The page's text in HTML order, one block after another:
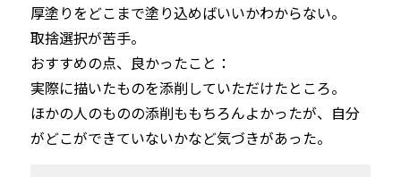
厚塗りをどこまで塗り込めばいいかわからない。
取捨選択が苦手。
おすすめの点、良かったこと：
実際に描いたものを添削していただけたところ。
ほかの人のものの添削ももちろんよかったが、自分
がどこができていないかなど気づきがあった。